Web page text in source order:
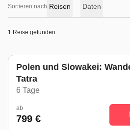
Sortieren nach Reisen Daten
1 Reise gefunden
Polen und Slowakei:
Tatra
6 Tage
ab
799 €